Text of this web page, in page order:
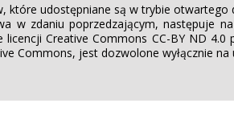
które udostępniane są w trybie otwartego
w zdaniu poprzedzającym, następuje
Creative Commons CC-BY ND
Commons, jest dozwolone wyłącznie na